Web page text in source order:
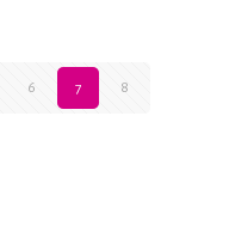
6 7 8